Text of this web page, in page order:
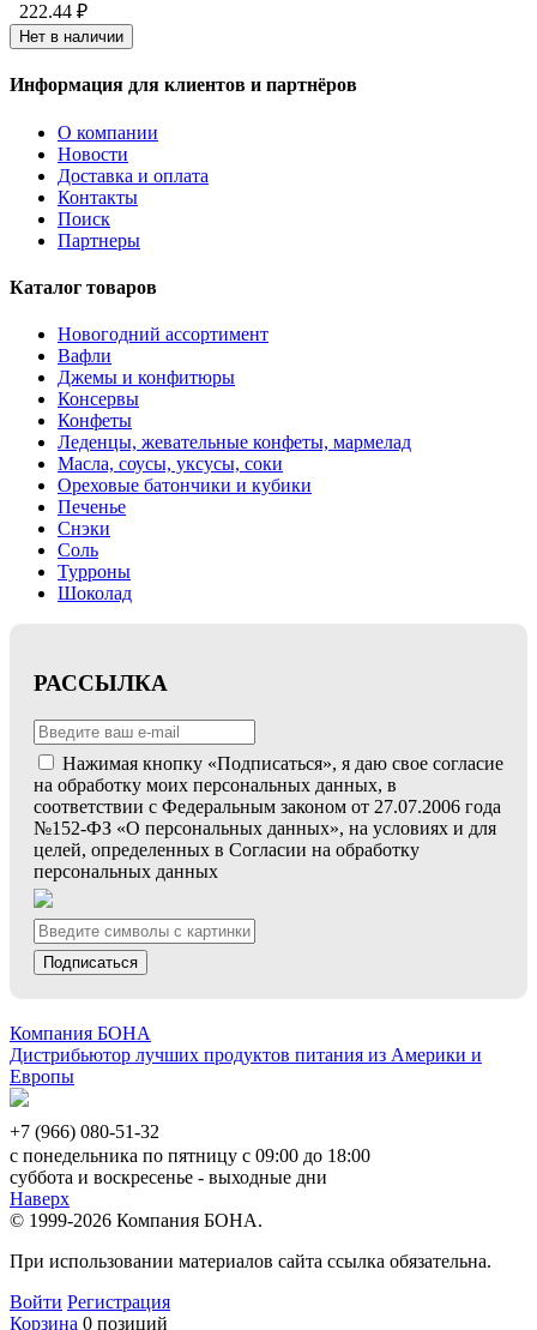
222.44 ₽
Нет в наличии
Информация для клиентов и партнёров
О компании
Новости
Доставка и оплата
Контакты
Поиск
Партнеры
Каталог товаров
Новогодний ассортимент
Вафли
Джемы и конфитюры
Консервы
Конфеты
Леденцы, жевательные конфеты, мармелад
Масла, соусы, уксусы, соки
Ореховые батончики и кубики
Печенье
Снэки
Соль
Турроны
Шоколад
РАССЫЛКА
Нажимая кнопку «Подписаться», я даю свое согласие
на обработку моих персональных данных, в
соответствии с Федеральным законом от 27.07.2006 года
№152-ФЗ «О персональных данных», на условиях и для
целей, определенных в Согласии на обработку
персональных данных
Подписаться
Компания БОНА
Дистрибьютор лучших продуктов питания из Америки и
Европы
+7 (966) 080-51-32
с понедельника по пятницу с 09:00 до 18:00
суббота и воскресенье - выходные дни
Наверх
© 1999-2026 Компания БОНА.
При использовании материалов сайта ссылка обязательна.
Войти Регистрация
Корзина 0 позиций